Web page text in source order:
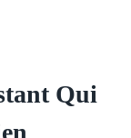
Qui